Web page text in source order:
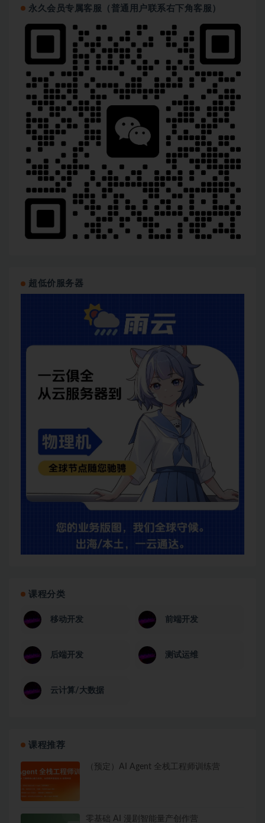
永久会员专属客服（普通用户联系右下角客服）
超低价服务器
课程分类
移动开发 前端开发
后端开发 测试运维
云计算/大数据
课程推荐
（预定）AI Agent 全栈工程师训练营
零基础 AI 漫剧智能量产创作营